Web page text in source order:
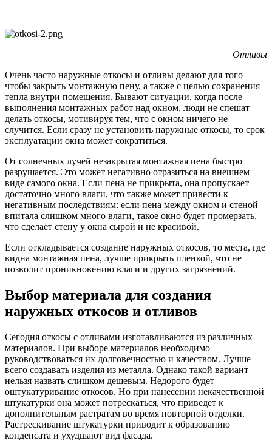
Отливы
Очень часто наружные откосы и отливы делают для того
чтобы закрыть монтажную пену, а также с целью сохранения
тепла внутри помещения. Бывают ситуации, когда после
выполнения монтажных работ над окном, люди не спешат
делать откосы, мотивируя тем, что с окном ничего не
случится. Если сразу не установить наружные откосы, то срок
эксплуатации окна может сократиться.
От солнечных лучей незакрытая монтажная пена быстро
разрушается. Это может негативно отразиться на внешнем
виде самого окна. Если пена не прикрыта, она пропускает
достаточно много влаги, что также может привести к
негативным последствиям: если пена между окном и стеной
впитала слишком много влаги, такое окно будет промерзать,
что сделает стену у окна сырой и не красивой.
Если откладывается создание наружных откосов, то места, где
видна монтажная пена, лучше прикрыть пленкой, что не
позволит проникновению влаги и других загрязнений.
Выбор материала для создания
наружных откосов и отливов
Сегодня откосы с отливами изготавливаются из различных
материалов. При выборе материалов необходимо
руководствоваться их долговечностью и качеством. Лучше
всего создавать изделия из металла. Однако такой вариант
нельзя назвать слишком дешевым. Недорого будет
оштукатуривание откосов. Но при нанесении некачественной
штукатурки она может потрескаться, что приведет к
дополнительным растратам во время повторной отделки.
Растрескивание штукатурки приводит к образованию
конденсата и ухудшают вид фасада.